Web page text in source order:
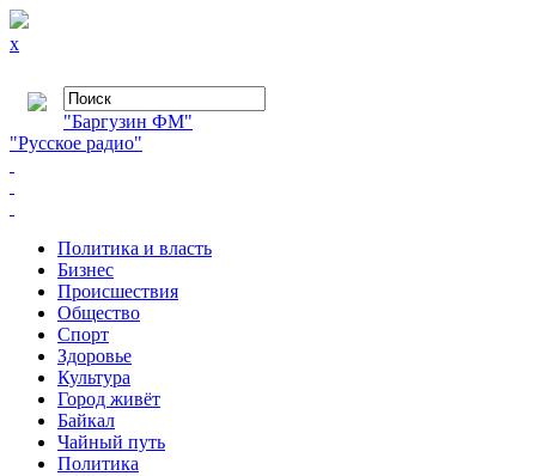
x
"Баргузин ФМ"
"Русское радио"
Политика и власть
Бизнес
Происшествия
Общество
Cпорт
Здоровье
Культура
Город живёт
Байкал
Чайный путь
Политика